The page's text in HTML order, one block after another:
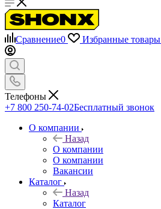
Сравнение0 Избранные товары
Телефоны
+7 800 250-74-02Бесплатный звонок
О компании
Назад
О компании
О компании
Вакансии
Каталог
Назад
Каталог